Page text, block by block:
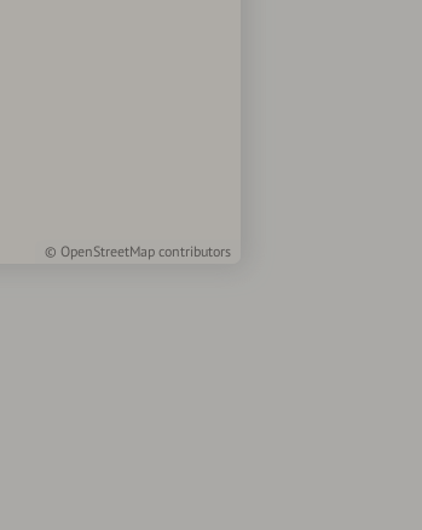
© OpenStreetMap contributors